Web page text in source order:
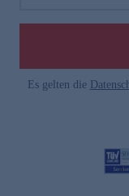
Es gelten die